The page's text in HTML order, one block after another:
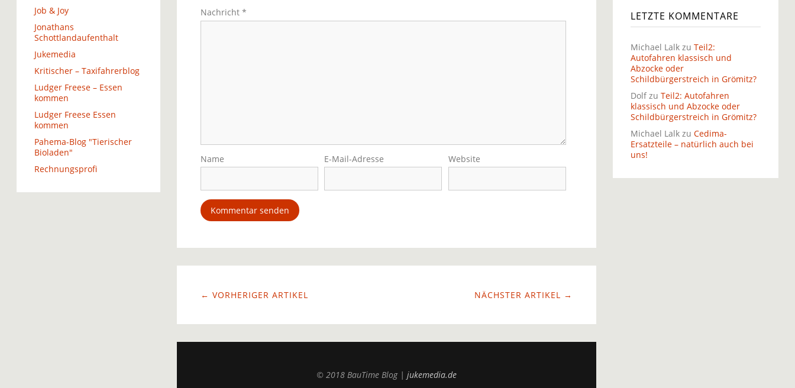
Job & Joy
Jonathans
Schottlandaufenthalt
Jukemedia
Kritischer – Taxifahrerblog
Ludger Freese – Essen
kommen
Ludger Freese Essen
kommen
Pahema-Blog "Tierischer
Bioladen"
Rechnungsprofi
Nachricht *
Name E-Mail-Adresse Website
NÄCHSTER ARTIKEL →
← VORHERIGER ARTIKEL
© 2018 BauTime Blog | jukemedia.de
LETZTE KOMMENTARE
Michael Lalkzu Teil2:
Autofahren klassisch und
Abzocke oder
Schildbürgerstreich in Grömitz?
Dolfzu Teil2: Autofahren
klassisch und Abzocke oder
Schildbürgerstreich in Grömitz?
Michael Lalkzu Cedima-
Ersatzteile – natürlich auch bei
uns!